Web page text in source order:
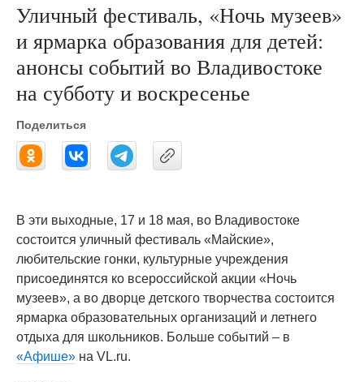
Уличный фестиваль, «Ночь музеев»
и ярмарка образования для детей:
анонсы событий во Владивостоке
на субботу и воскресенье
Поделиться
В эти выходные, 17 и 18 мая, во Владивостоке
состоится уличный фестиваль «Майские»,
любительские гонки, культурные учреждения
присоединятся ко всероссийской акции «Ночь
музеев», а во дворце детского творчества состоится
ярмарка образовательных организаций и летнего
отдыха для школьников. Больше событий – в
«Афише» на VL.ru.